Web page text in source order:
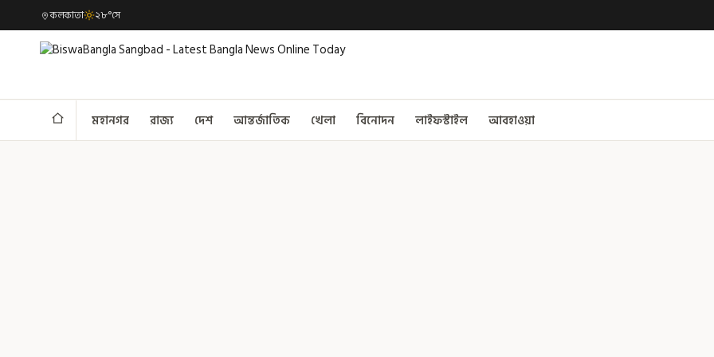
কলকাতা ২৮°সে
মহানগর রাজ্য দেশ আন্তর্জাতিক খেলা বিনোদন লাইফস্টাইল আবহাওয়া